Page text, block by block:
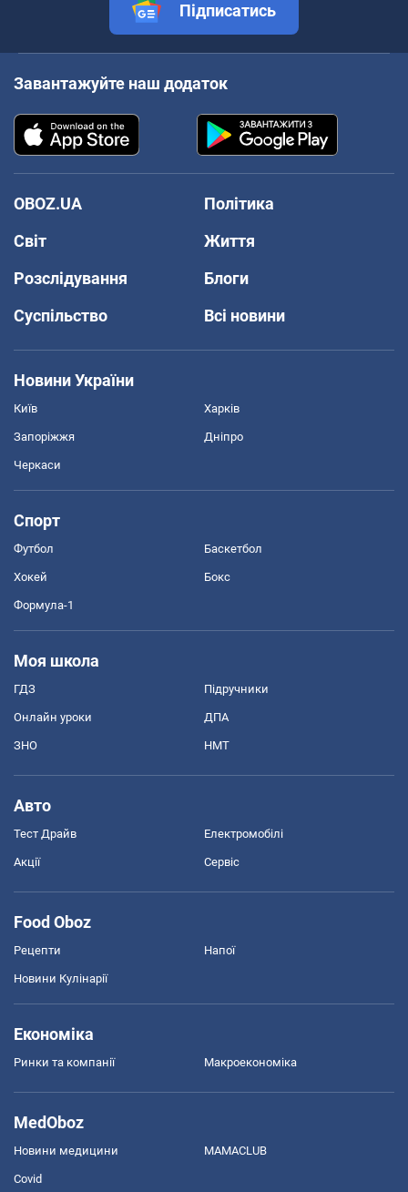
Підписатись
Завантажуйте наш додаток
OBOZ.UA
Політика
Світ
Життя
Розслідування
Блоги
Суспільство
Всі новини
Новини України
Київ Харків
Запоріжжя Дніпро
Черкаси
Спорт
Футбол Баскетбол
Хокей Бокс
Формула-1
Моя школа
ГДЗ Підручники
Онлайн уроки ДПА
ЗНО НМТ
Авто
Тест Драйв Електромобілі
Акції Сервіс
Food Oboz
Рецепти Напої
Новини Кулінарії
Економіка
Ринки та компанії Макроекономіка
MedOboz
Новини медицини MAMACLUB
Covid